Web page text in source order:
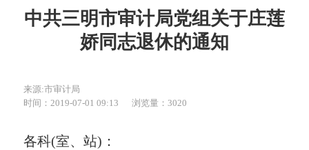
中共三明市审计局党组关于庄莲
娇同志退休的通知
来源:市审计局
时间：2019-07-01 09:13
浏览量：3020
各科(室、站) ：